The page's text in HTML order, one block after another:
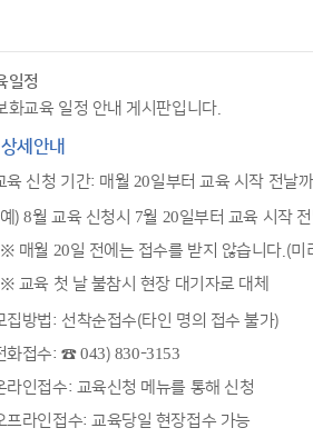
일정
화교육 일정 안내 게시판입니다.
상세안내
육 신청 기간: 매월 20일부터 교육 시작 전날
예) 8월 교육 신청시 7월 20일부터 교육 시작
※ 매월 20일 전에는 접수를 받지 않습니다.(미
※ 교육 첫 날 불참시 현장 대기자로 대체
집방법: 선착순접수(타인 명의 접수 불가)
화접수: ☎ 043) 830-3153
라인접수: 교육신청 메뉴를 통해 신청
프라인접수: 교육당일 현장접수 가능